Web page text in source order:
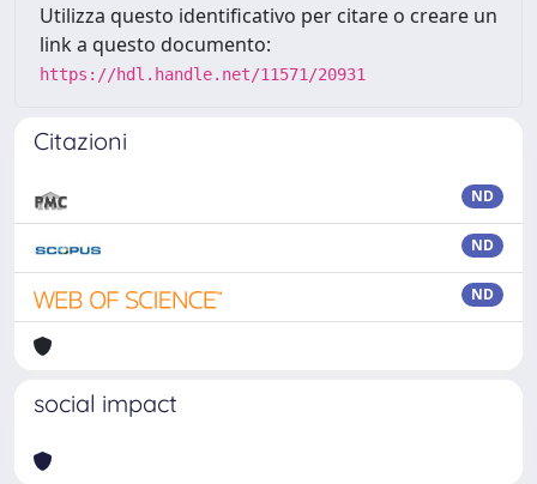
Utilizza questo identificativo per citare o creare un
link a questo documento:
https://hdl.handle.net/11571/20931
Citazioni
ND
ND
ND
social impact